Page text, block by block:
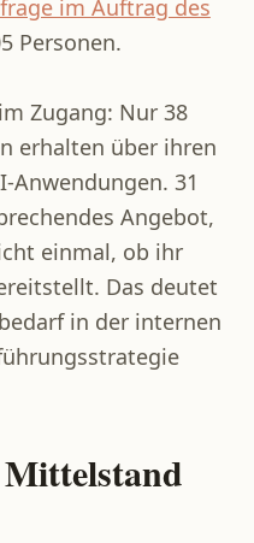
im Auftrag des
Personen.
Zugang: Nur 38
erhalten über ihren
Anwendungen. 31
Angebot,
einmal, ob ihr
Das deutet
in der internen